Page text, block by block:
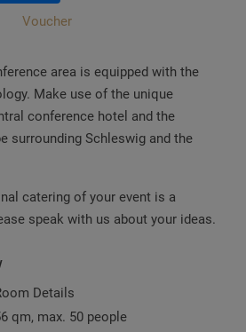
Voucher
area is equipped with the
Make use of the unique
conference hotel and the
surrounding Schleswig and the
catering of your event is a
speak with us about your ideas.
Details
qm, max. 50 people